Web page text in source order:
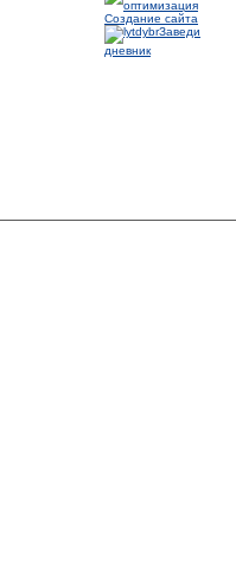
Создание сайта
Заведи
дневник